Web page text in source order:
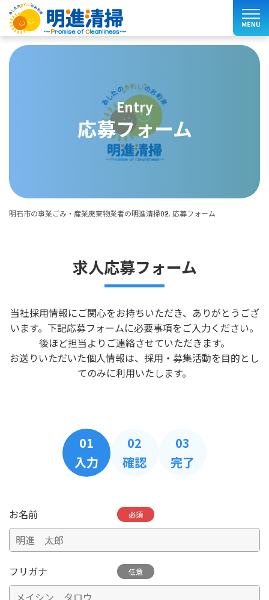
entry
応募フォーム
明石市の事業ごみ・産業廃棄物業者の明進清掃 応募フォーム
求人応募フォーム
当社採用情報にご関心をお持ちいただき、ありがとうござ
います。下記応募フォームに必要事項をご入力ください。
後ほど担当よりご連絡させていただきます。
お送りいただいた個人情報は、採用・募集活動を目的とし
てのみに利用いたします。
01
入力
02
確認
03
完了
お名前 必須
フリガナ 任意